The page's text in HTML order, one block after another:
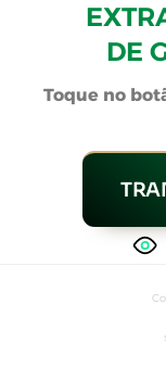
DE
Toque no